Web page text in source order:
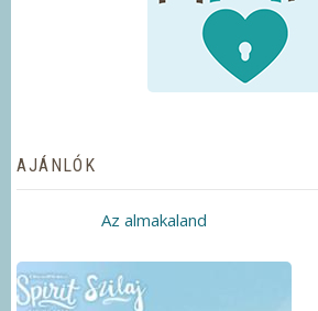
AJÁNLÓK
Az almakaland